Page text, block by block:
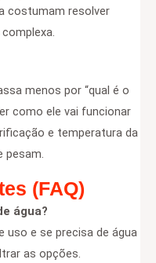
costumam resolver
menos por “qual é o
como ele vai funcionar
e temperatura da
pesam.
(FAQ)
água?
uso e se precisa de água
as opções.